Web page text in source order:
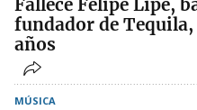
fundador de Tequila,
años
MÚSICA